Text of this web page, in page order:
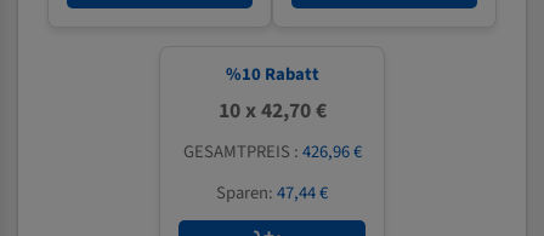
%10 Rabatt
10 x 42,70 €
GESAMTPREIS :426,96 €
Sparen:47,44 €